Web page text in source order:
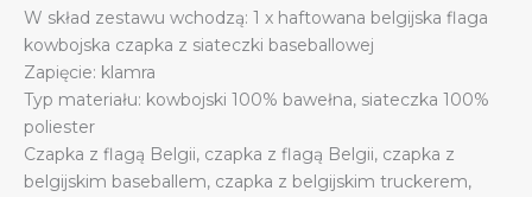
quantity
W skład zestawu wchodzą: 1 x haftowana belgijska flaga
kowbojska czapka z siateczki baseballowej
Zapięcie: klamra
Typ materiału: kowbojski 100% bawełna, siateczka 100%
poliester
Czapka z flagą Belgii, czapka z flagą Belgii, czapka z
belgijskim baseballem, czapka z belgijskim truckerem,